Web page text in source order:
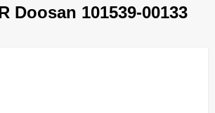
Doosan 101539-00133